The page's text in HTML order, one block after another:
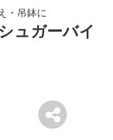
・吊鉢に
ュガーバイ